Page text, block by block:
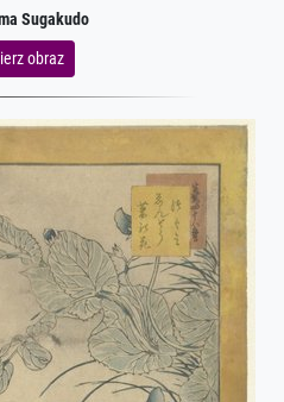
Sugakudo
obraz